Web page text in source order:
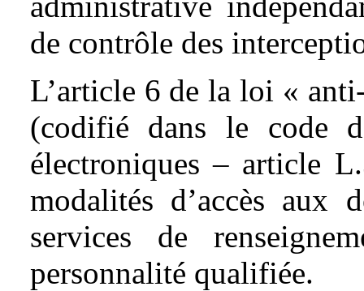
de contrôle des
L’article 6 de la loi «
(codifié dans le code
électroniques – article
modalités d’accès aux
services de
personnalité qualifiée.